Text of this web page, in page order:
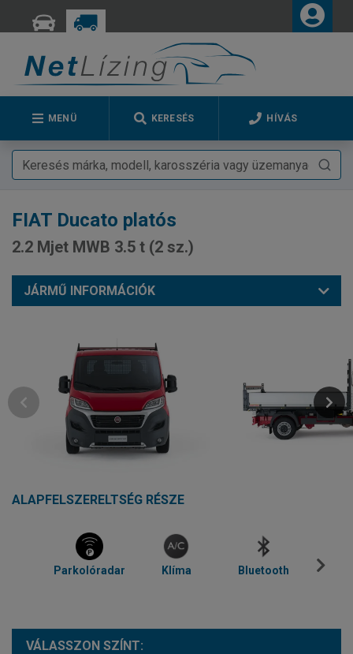
MENÜ KERESÉS HÍVÁS
FIAT Ducato platós
2.2 Mjet MWB 3.5 t (2 sz.)
JÁRMŰ INFORMÁCIÓK
ALAPFELSZERELTSÉG RÉSZE
Parkolóradar Klíma Bluetooth
VÁLASSZON SZÍNT: